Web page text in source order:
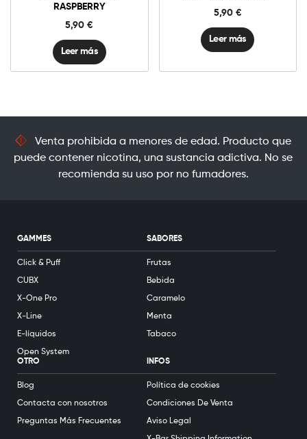
RASPBERRY
5,90€
Leer más
5,90 €
Leer más
Venta prohibida a menores de edad. Producto que
puede contener nicotina, una sustancia adictiva. No se
recomienda su uso por no fumadores.
GAMMES
Click & Puff
CUBX
X-One Pro
X-Line
E-líquidos
Open System
SABORES
Frutas
Bebida
Caramelo
Menta
Tabaco
OTRO
Blog
Contacta con nosotros
Preguntas Más Frecuentes
INFOS
Política de cookies
Condiciones De Venta
Aviso Legal